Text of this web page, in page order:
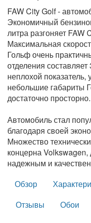
FAW City Golf -
Экономичный
литра разгоняет FAW
Максимальная
Гольф очень
отделения
неплохой
небольшие габариты
достаточно просторно.
Автомобиль стал
благодаря своей
Множество
концерна Volkswagen,
надежным и
Обзор
Отзывы
Обои